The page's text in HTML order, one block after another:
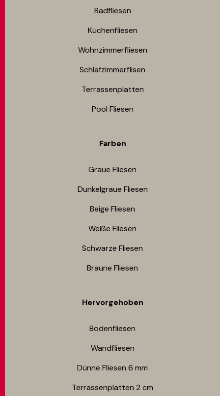
Badfliesen
Küchenfliesen
Wohnzimmerfliesen
Schlafzimmerflisen
Terrassenplatten
Pool Fliesen
Farben
Graue Fliesen
Dunkelgraue Fliesen
Beige Fliesen
Weiße Fliesen
Schwarze Fliesen
Braune Fliesen
Hervorgehoben
Bodenfliesen​
Wandfliesen
Dünne Fliesen 6 mm​
Terrassenplatten 2 cm